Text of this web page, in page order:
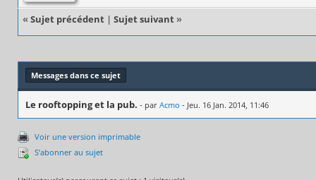
« Sujet précédent | Sujet suivant »
Messages dans ce sujet
Le rooftopping et la pub. - par Acmo - Jeu. 16 Jan. 2014, 11:46
Voir une version imprimable
S’abonner au sujet